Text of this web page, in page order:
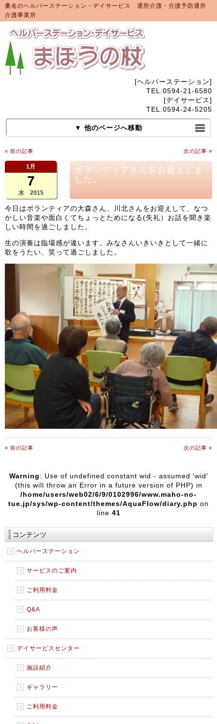
桑名のヘルパーステーション・デイサービス 通所介護・介護予防通所
介護事業所
[ヘルパーステーション]
TEL.0594-21-6580
[デイサービス]
TEL.0594-24-5205
▼ 他のページへ移動
« 前の記事 次の記事 »
1月
7
水 2015
ボランティアさんをお迎えしま
した。
今日はボランティアの大森さん、川北さんをお迎えして、なつ
かしい音楽や面白くてちょっとためになる(失礼）お話を聞き楽
しい時間を過ごしました。
生の演奏は臨場感が違います。みなさんいきいきとして一緒に
歌をうたい、笑って過ごしました。
« 前の記事 次の記事 »
Warning: Use of undefined constant wid - assumed 'wid'
(this will throw an Error in a future version of PHP) in
/home/users/web02/6/9/0102996/www.maho-no-
tue.jp/sys/wp-content/themes/AquaFlow/diary.php on
line 41
コンテンツ
ヘルパーステーション
サービスのご案内
ご利用料金
Q&A
お客様の声
デイサービスセンター
施設紹介
ギャラリー
ご利用料金